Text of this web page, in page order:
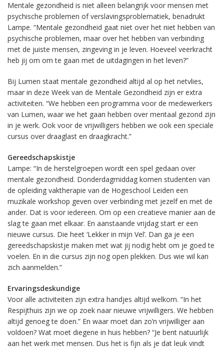
Mentale gezondheid is niet alleen belangrijk voor mensen met
psychische problemen of verslavingsproblematiek, benadrukt
Lampe. “Mentale gezondheid gaat niet over het niet hebben van
psychische problemen, maar over het hebben van verbinding
met de juiste mensen, zingeving in je leven. Hoeveel veerkracht
heb jij om om te gaan met de uitdagingen in het leven?”
Bij Lumen staat mentale gezondheid altijd al op het netvlies,
maar in deze Week van de Mentale Gezondheid zijn er extra
activiteiten. “We hebben een programma voor de medewerkers
van Lumen, waar we het gaan hebben over mentaal gezond zijn
in je werk. Ook voor de vrijwilligers hebben we ook een speciale
cursus over draaglast en draagkracht.”
Gereedschapskistje
Lampe: “In de herstelgroepen wordt een spel gedaan over
mentale gezondheid. Donderdagmiddag komen studenten van
de opleiding vaktherapie van de Hogeschool Leiden een
muzikale workshop geven over verbinding met jezelf en met de
ander. Dat is voor iedereen. Om op een creatieve manier aan de
slag te gaan met elkaar. En aanstaande vrijdag start er een
nieuwe cursus. Die heet ‘Lekker in mijn Vel’. Dan ga je een
gereedschapskistje maken met wat jij nodig hebt om je goed te
voelen. En in die cursus zijn nog open plekken. Dus wie wil kan
zich aanmelden.”
Ervaringsdeskundige
Voor alle activiteiten zijn extra handjes altijd welkom. “In het
Respijthuis zijn we op zoek naar nieuwe vrijwilligers. We hebben
altijd genoeg te doen.” En waar moet dan zo’n vrijwilliger aan
voldoen? Wat moet diegene in huis hebben? “Je bent natuurlijk
aan het werk met mensen. Dus het is fijn als je dat leuk vindt